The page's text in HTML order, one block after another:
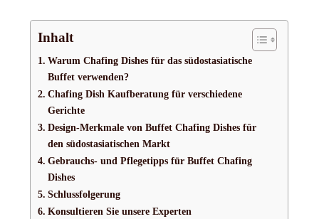
Inhalt
Warum Chafing Dishes für das südostasiatische
Buffet verwenden?
Chafing Dish Kaufberatung für verschiedene
Gerichte
Design-Merkmale von Buffet Chafing Dishes für
den südostasiatischen Markt
Gebrauchs- und Pflegetipps für Buffet Chafing
Dishes
Schlussfolgerung
Konsultieren Sie unsere Experten